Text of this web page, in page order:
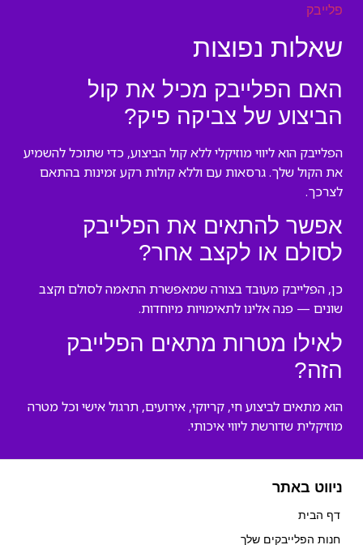
פלייבק
שאלות נפוצות
האם הפלייבק מכיל את קול
הביצוע של צביקה פיק?
הפלייבק הוא ליווי מוזיקלי ללא קול הביצוע, כדי שתוכל להשמיע
את הקול שלך. גרסאות עם וללא קולות רקע זמינות בהתאם
לצרכך.
אפשר להתאים את הפלייבק
לסולם או לקצב אחר?
כן, הפלייבק מעובד בצורה שמאפשרת התאמה לסולם וקצב
שונים — פנה אלינו לתאימויות מיוחדות.
לאילו מטרות מתאים הפלייבק
הזה?
הוא מתאים לביצוע חי, קריוקי, אירועים, תרגול אישי וכל מטרה
מוזיקלית שדורשת ליווי איכותי.
ניווט באתר
דף הבית
חנות הפלייבקים שלך